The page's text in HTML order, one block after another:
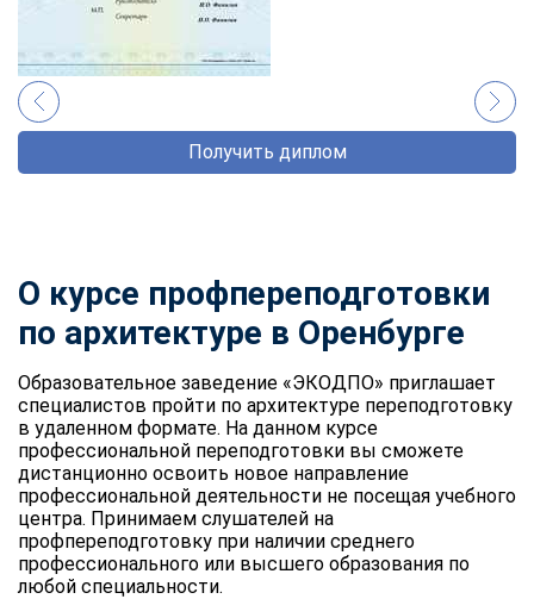
Получить диплом
О курсе профпереподготовки
по архитектуре в Оренбурге
Образовательное заведение «ЭКОДПО» приглашает
специалистов пройти по архитектуре переподготовку
в удаленном формате. На данном курсе
профессиональной переподготовки вы сможете
дистанционно освоить новое направление
профессиональной деятельности не посещая учебного
центра. Принимаем слушателей на
профпереподготовку при наличии среднего
профессионального или высшего образования по
любой специальности.